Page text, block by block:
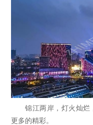
锦江两岸，灯火灿烂
更多的精彩。